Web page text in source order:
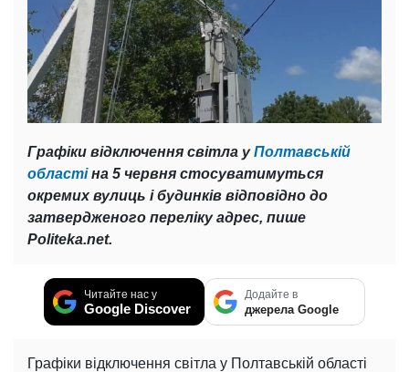
Графіки відключення світла уПолтавській
областіна 5 червня стосуватимуться
окремих вулиць і будинків відповідно до
затвердженого переліку адрес, пише
Politeka.net.
Читайте нас у
Google Discover
Додайте в
джерела Google
Графіки відключення світла у Полтавській області